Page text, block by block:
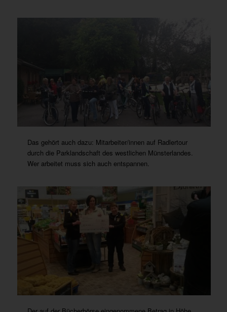
Das gehört auch dazu: Mitarbeiter/innen auf Radlertour
durch die Parklandschaft des westlichen Münsterlandes.
Wer arbeitet muss sich auch entspannen.